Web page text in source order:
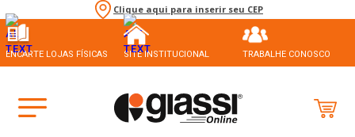
Clique aqui para inserir seu CEP
ENCARTE LOJAS FÍSICAS SITE INSTITUCIONAL TRABALHE CONOSCO